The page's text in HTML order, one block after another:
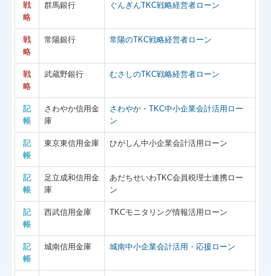
戦
略
群馬銀行 ぐんぎんTKC戦略経営者ローン
戦
略
常陽銀行 常陽のTKC戦略経営者ローン
戦
略
武蔵野銀行 むさしのTKC戦略経営者ローン
記
帳
さわやか信用金
庫
さわやか・TKC中小企業会計活用ロー
ン
記
帳
東京東信用金庫 ひがしん中小企業会計活用ローン
記
帳
足立成和信用金
庫
あだちせいわTKC会員税理士連携ロー
ン
記
帳
西武信用金庫 TKCモニタリング情報活用ローン
記
帳
城南信用金庫 城南中小企業会計活用・応援ローン